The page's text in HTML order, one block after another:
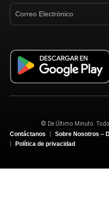
© De Último Minuto.
Contáctanos
Sobre Nosotros –
Política de privacidad